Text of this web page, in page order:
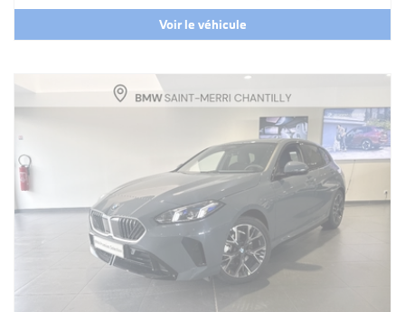
Voir le véhicule